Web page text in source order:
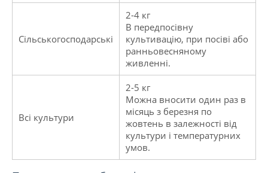
Сільськогосподарські
2-4 кг
В передпосівну
культивацію, при посіві або
ранньовесняному
живленні.
Всі культури
2-5 кг
Можна вносити один раз в
місяць з березня по
жовтень в залежності від
культури і температурних
умов.